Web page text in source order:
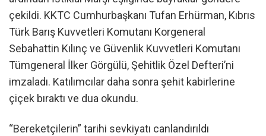
çekildi. KKTC Cumhurbaşkanı Tufan Erhürman, Kıbrıs
Türk Barış Kuvvetleri Komutanı Korgeneral
Sebahattin Kılınç ve Güvenlik Kuvvetleri Komutanı
Tümgeneral İlker Görgülü, Şehitlik Özel Defteri’ni
imzaladı. Katılımcılar daha sonra şehit kabirlerine
çiçek bıraktı ve dua okundu.
“Bereketçilerin” tarihi sevkiyatı canlandırıldı